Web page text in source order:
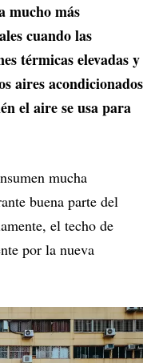
mucho más
cuando las
térmicas elevadas y
aires acondicionados
el aire se usa para
mucha
buena parte del
el techo de
por la nueva